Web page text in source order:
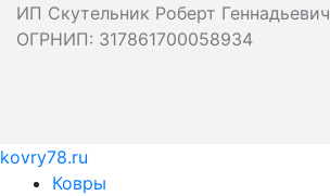
ИП Скутельник Роберт Геннадьевич
ОГРНИП: 317861700058934
kovry78.ru
Ковры